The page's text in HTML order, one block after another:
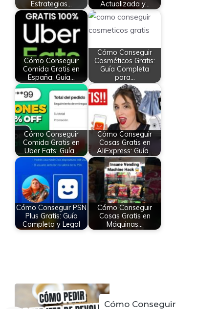
Estrategias…
Actualizada y…
Cómo Conseguir
Comida Gratis en
España: Guía…
Cómo Conseguir
Cosméticos Gratis:
Guía Completa
para…
Cómo Conseguir
Comida Gratis en
Uber Eats: Guía…
Cómo Conseguir
Cosas Gratis en
AliExpress: Guía…
Cómo Conseguir PSN
Plus Gratis: Guía
Completa y Legal
Cómo Conseguir
Cosas Gratis en
Máquinas…
Cómo Conseguir